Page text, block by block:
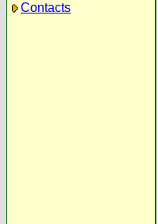
Contacts